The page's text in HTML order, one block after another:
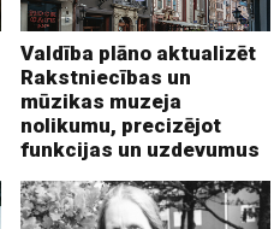
Valdība plāno aktualizēt
Rakstniecības un
mūzikas muzeja
nolikumu, precizējot
funkcijas un uzdevumus